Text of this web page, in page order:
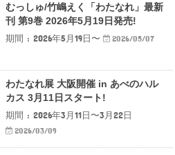
むっしゅ/竹嶋えく「わたなれ」最新
刊 第9巻 2026年5月19日発売!
期間 : 2026年5月19日〜
2026/05/07
わたなれ展 大阪開催 in あべのハル
カス 3月11日スタート!
期間 : 2026年3月11日〜3月22日
2026/03/09